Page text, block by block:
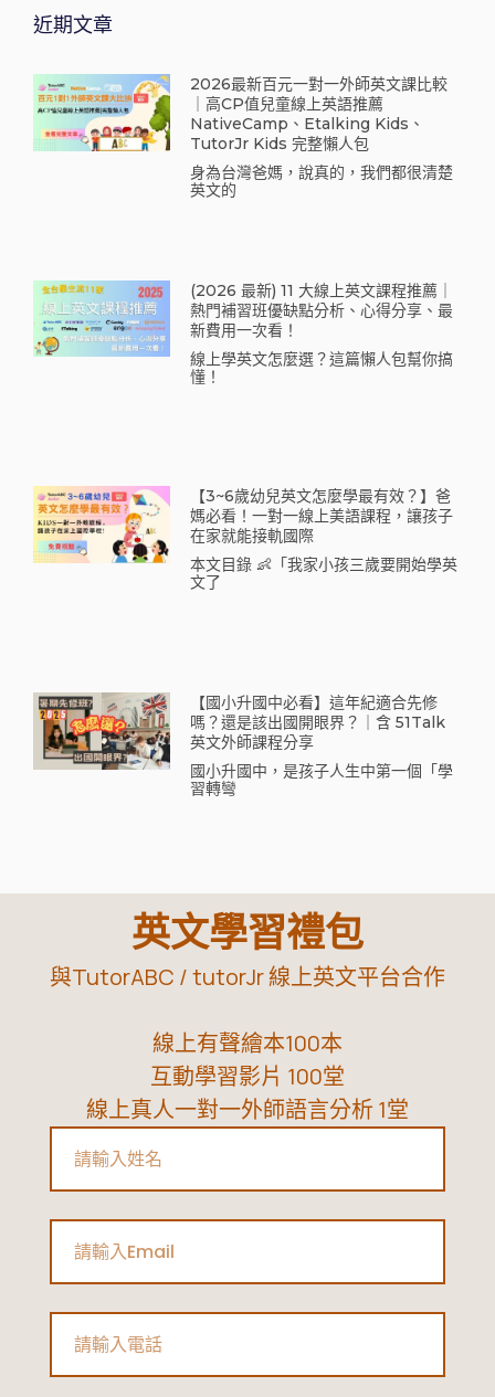
近期文章
2026最新百元一對一外師英文課比較
｜高CP值兒童線上英語推薦
NativeCamp、Etalking Kids、
TutorJr Kids 完整懶人包
身為台灣爸媽，說真的，我們都很清楚
英文的
(2026 最新) 11 大線上英文課程推薦｜
熱門補習班優缺點分析、心得分享、最
新費用一次看！
線上學英文怎麼選？這篇懶人包幫你搞
懂！
【3~6歲幼兒英文怎麼學最有效？】爸
媽必看！一對一線上美語課程，讓孩子
在家就能接軌國際
本文目錄 👶「我家小孩三歲要開始學英
文了
【國小升國中必看】這年紀適合先修
嗎？還是該出國開眼界？｜含 51Talk
英文外師課程分享
國小升國中，是孩子人生中第一個「學
習轉彎
英文學習禮包
與TutorABC / tutorJr 線上英文平台合作
線上有聲繪本100本
互動學習影片 100堂
線上真人一對一外師語言分析 1堂